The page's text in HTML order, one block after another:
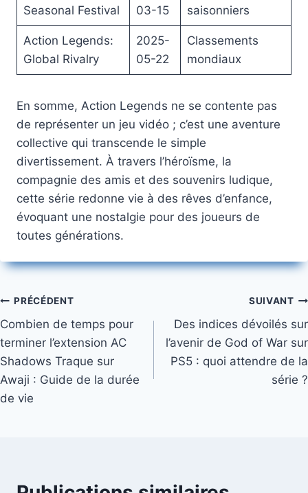
Seasonal Festival
03-15
saisonniers
Action Legends:
Global Rivalry
2025-
05-22
Classements
mondiaux
En somme, Action Legends ne se contente pas
de représenter un jeu vidéo ; c’est une aventure
collective qui transcende le simple
divertissement. À travers l’héroïsme, la
compagnie des amis et des souvenirs ludique,
cette série redonne vie à des rêves d’enfance,
évoquant une nostalgie pour des joueurs de
toutes générations.
Navigation
de
l’article
PRÉCÉDENT
Combien de temps pour
terminer l’extension AC
Shadows Traque sur
Awaji : Guide de la durée
de vie
SUIVANT
Des indices dévoilés sur
l’avenir de God of War sur
PS5 : quoi attendre de la
série ?